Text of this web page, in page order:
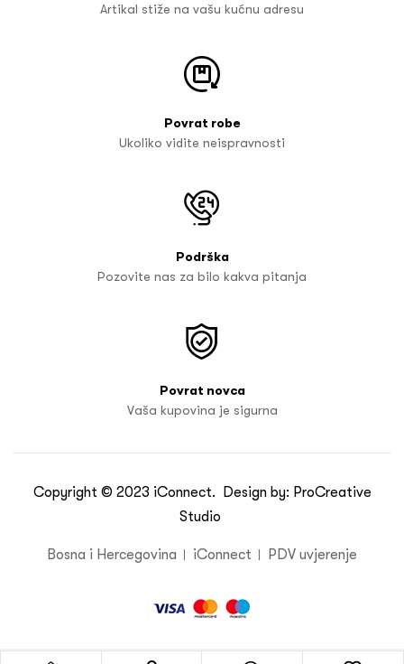
Artikal stiže na vašu kućnu adresu
Povrat robe
Ukoliko vidite neispravnosti
Podrška
Pozovite nas za bilo kakva pitanja
Povrat novca
Vaša kupovina je sigurna
Copyright © 2023 iConnect. Design by: ProCreative
Studio
Bosna i Hercegovina iConnect PDV uvjerenje